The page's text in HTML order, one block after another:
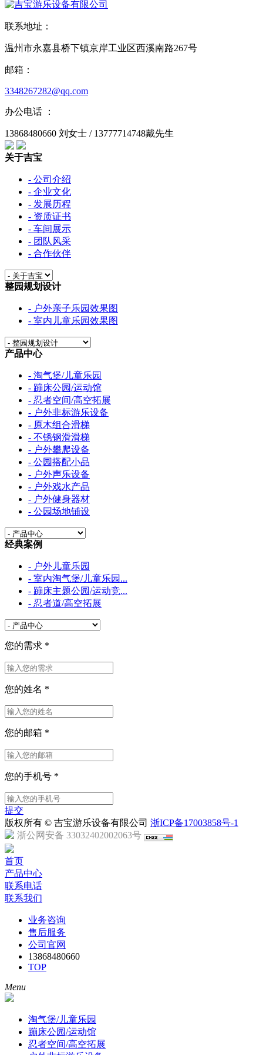
联系地址：
温州市永嘉县桥下镇京岸工业区西溪南路267号
邮箱：
3348267282@qq.com
办公电话 ：
13868480660 刘女士 / 13777714748戴先生
关于吉宝
- 公司介绍
- 企业文化
- 发展历程
- 资质证书
- 车间展示
- 团队风采
- 合作伙伴
整园规划设计
- 户外亲子乐园效果图
- 室内儿童乐园效果图
产品中心
- 淘气堡/儿童乐园
- 蹦床公园/运动馆
- 忍者空间/高空拓展
- 户外非标游乐设备
- 原木组合滑梯
- 不锈钢滑滑梯
- 户外攀爬设备
- 公园搭配小品
- 户外声乐设备
- 户外戏水产品
- 户外健身器材
- 公园场地铺设
经典案例
- 户外儿童乐园
- 室内淘气堡/儿童乐园...
- 蹦床主题公园/运动竞...
- 忍者道/高空拓展
您的需求 *
您的姓名 *
您的邮箱 *
您的手机号 *
提交
版权所有 © 吉宝游乐设备有限公司 浙ICP备17003858号-1
浙公网安备 33032402002063号
首页
产品中心
联系电话
联系我们
业务咨询
售后服务
公司官网
13868480660
TOP
Menu
淘气堡/儿童乐园
蹦床公园/运动馆
忍者空间/高空拓展